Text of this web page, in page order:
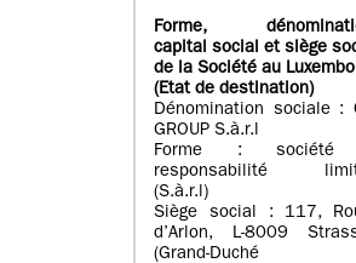
Forme,
capital social et siège
de la Société au
(Etat de destination)
Dénomination sociale :
GROUP S.à.r.l
Forme :
responsabilité
(S.à.r.l)
Siège social : 117,
d’Arlon, L-8009
(Grand-Duché